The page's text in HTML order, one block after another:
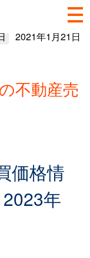
2021年1月21日
不動産売
価格情
年